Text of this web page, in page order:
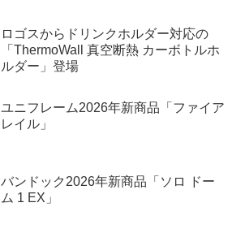
ロゴスからドリンクホルダー対応の
「ThermoWall 真空断熱 カーボトルホ
ルダー」登場
ユニフレーム2026年新商品「ファイア
レイル」
バンドック2026年新商品「ソロ ドー
ム 1 EX」